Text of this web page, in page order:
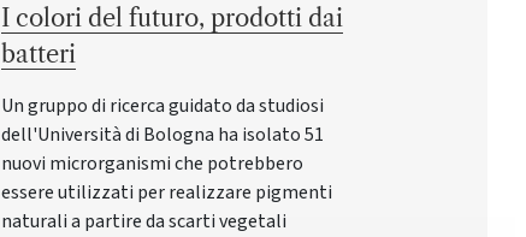
I colori del futuro, prodotti dai
batteri
Un gruppo di ricerca guidato da studiosi
dell'Università di Bologna ha isolato 51
nuovi microrganismi che potrebbero
essere utilizzati per realizzare pigmenti
naturali a partire da scarti vegetali